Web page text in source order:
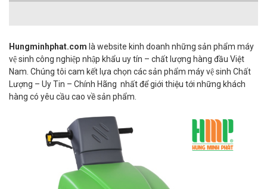
Hungminhphat.com là website kinh doanh những sản phẩm máy
vệ sinh công nghiệp nhập khẩu uy tín – chất lượng hàng đầu Việt
Nam. Chúng tôi cam kết lựa chọn các sản phẩm máy vệ sinh Chất
Lượng – Uy Tin – Chính Hãng nhất để giới thiệu tới những khách
hàng có yêu cầu cao về sản phẩm.